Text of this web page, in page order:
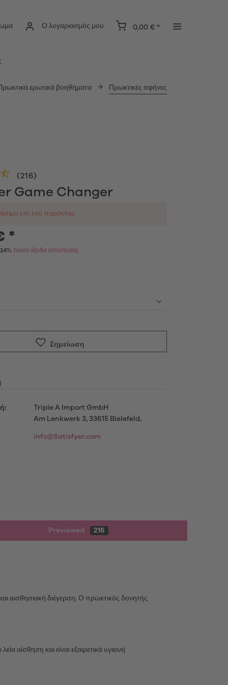
Ο λογαριασμός μου 0,00 € *
Προϊόντα
Πρωκτικά ερωτικά βοηθήματα Πρωκτικές σφήνες
Game Changer
(216)
επί του παρόντος
*
πλέον έξοδα αποστολής
Σημείωση
Triple A Import GmbH
Am Lenkwerk 3, 33615 Bielefeld,
info@Satisfyer.com
Previewed 216
αισθησιακή διέγερση. Ο πρωκτικός δονητής
αίσθηση και είναι εξαιρετικά υγιεινή